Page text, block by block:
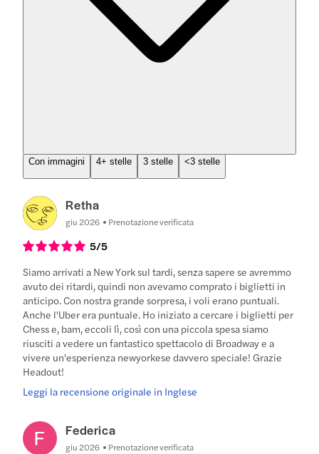
Con immagini 4+ stelle 3 stelle <3 stelle
Retha
giu 2026 Prenotazione verificata
5/5
Siamo arrivati a New York sul tardi, senza sapere se avremmo
avuto dei ritardi, quindi non avevamo comprato i biglietti in
anticipo. Con nostra grande sorpresa, i voli erano puntuali.
Anche l'Uber era puntuale. Ho iniziato a cercare i biglietti per
Chess e, bam, eccoli lì, così con una piccola spesa siamo
riusciti a vedere un fantastico spettacolo di Broadway e a
vivere un'esperienza newyorkese davvero speciale! Grazie
Headout!
Leggi la recensione originale in Inglese
Federica
giu 2026 Prenotazione verificata